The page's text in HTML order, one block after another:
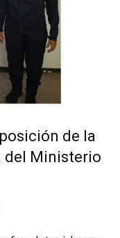
de la
del Ministerio